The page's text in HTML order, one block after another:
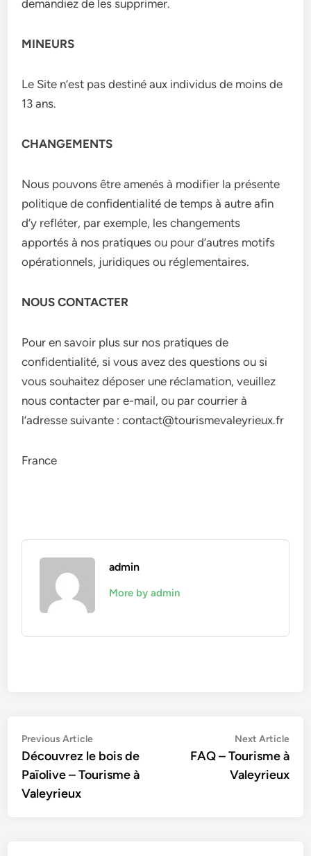
demandiez de les supprimer.
MINEURS
Le Site n’est pas destiné aux individus de moins de
13 ans.
CHANGEMENTS
Nous pouvons être amenés à modifier la présente
politique de confidentialité de temps à autre afin
d’y refléter, par exemple, les changements
apportés à nos pratiques ou pour d’autres motifs
opérationnels, juridiques ou réglementaires.
NOUS CONTACTER
Pour en savoir plus sur nos pratiques de
confidentialité, si vous avez des questions ou si
vous souhaitez déposer une réclamation, veuillez
nous contacter par e-mail, ou par courrier à
l’adresse suivante : contact@tourismevaleyrieux.fr
France
admin
More by admin
Navigation
de
l’article
Previous ArticlePrevious
article:
Découvrez le bois de
Païolive – Tourisme à
Valeyrieux
Next Article
FAQ – Tourisme à
Valeyrieux